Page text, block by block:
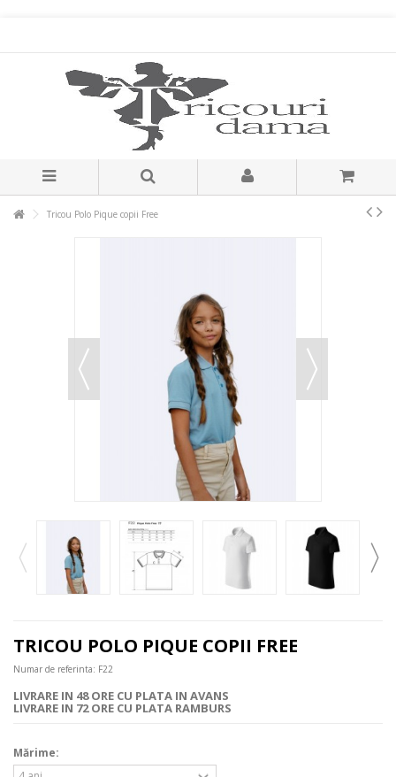
Tricou Polo Pique copii Free
TRICOU POLO PIQUE COPII FREE
Numar de referinta: F22
LIVRARE IN 48 ORE CU PLATA IN AVANS
LIVRARE IN 72 ORE CU PLATA RAMBURS
Mărime: